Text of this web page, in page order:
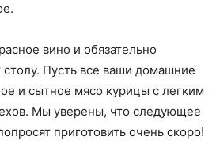
вино и обязательно
столу. Пусть все ваши домашние
и сытное мясо курицы с легким
Мы уверены, что следующее
приготовить очень скоро!